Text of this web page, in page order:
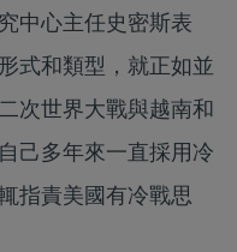
中心主任史密斯表
式和類型，就正如並
次世界大戰與越南和
己多年來一直採用冷
指責美國有冷戰思